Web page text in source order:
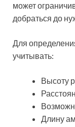
может
добраться до
Для
учитывать:
Высоту
Длину